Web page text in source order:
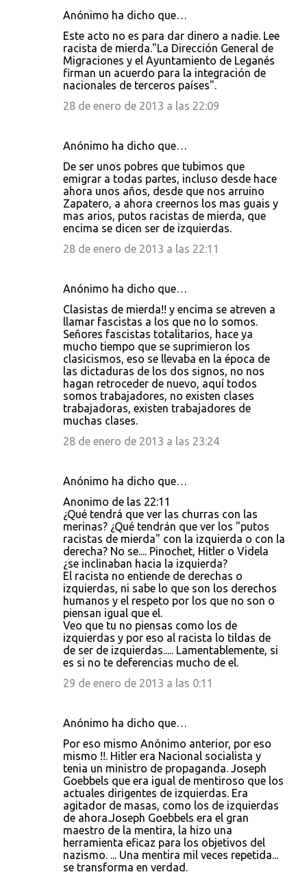
Anónimo ha dicho que…
Este acto no es para dar dinero a nadie. Lee
racista de mierda."La Dirección General de
Migraciones y el Ayuntamiento de Leganés
firman un acuerdo para la integración de
nacionales de terceros países".
28 de enero de 2013 a las 22:09
Anónimo ha dicho que…
De ser unos pobres que tubimos que
emigrar a todas partes, incluso desde hace
ahora unos años, desde que nos arruino
Zapatero, a ahora creernos los mas guais y
mas arios, putos racistas de mierda, que
encima se dicen ser de izquierdas.
28 de enero de 2013 a las 22:11
Anónimo ha dicho que…
Clasistas de mierda!! y encima se atreven a
llamar fascistas a los que no lo somos.
Señores fascistas totalitarios, hace ya
mucho tiempo que se suprimieron los
clasicismos, eso se llevaba en la época de
las dictaduras de los dos signos, no nos
hagan retroceder de nuevo, aquí todos
somos trabajadores, no existen clases
trabajadoras, existen trabajadores de
muchas clases.
28 de enero de 2013 a las 23:24
Anónimo ha dicho que…
Anonimo de las 22:11
¿Qué tendrá que ver las churras con las
merinas? ¿Qué tendrán que ver los "putos
racistas de mierda" con la izquierda o con la
derecha? No se.... Pinochet, Hitler o Videla
¿se inclinaban hacia la izquierda?
El racista no entiende de derechas o
izquierdas, ni sabe lo que son los derechos
humanos y el respeto por los que no son o
piensan igual que el.
Veo que tu no piensas como los de
izquierdas y por eso al racista lo tildas de
de ser de izquierdas..... Lamentablemente, si
es si no te deferencias mucho de el.
29 de enero de 2013 a las 0:11
Anónimo ha dicho que…
Por eso mismo Anónimo anterior, por eso
mismo !!. Hitler era Nacional socialista y
tenia un ministro de propaganda. Joseph
Goebbels que era igual de mentiroso que los
actuales dirigentes de izquierdas. Era
agitador de masas, como los de izquierdas
de ahora.Joseph Goebbels era el gran
maestro de la mentira, la hizo una
herramienta eficaz para los objetivos del
nazismo. ... Una mentira mil veces repetida...
se transforma en verdad.